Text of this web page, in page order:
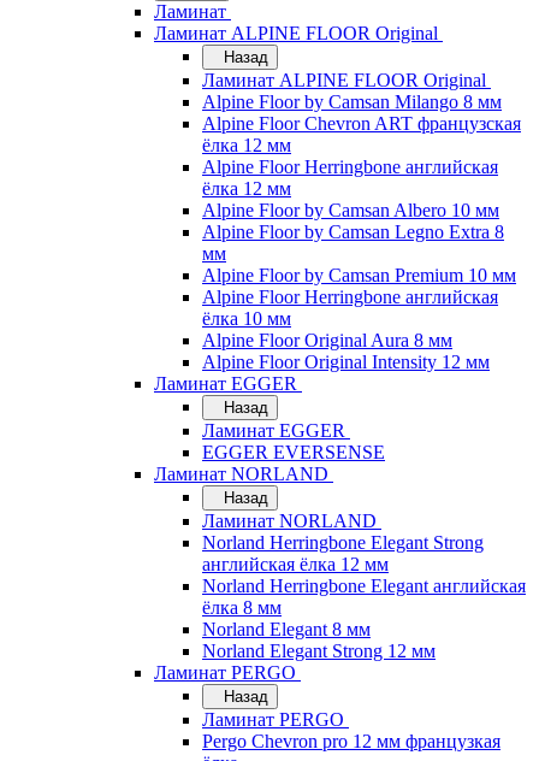
Ламинат
Ламинат ALPINE FLOOR Original
Назад
Ламинат ALPINE FLOOR Original
Alpine Floor by Camsan Milango 8 мм
Alpine Floor Chevron ART французская
ёлка 12 мм
Alpine Floor Herringbone английская
ёлка 12 мм
Alpine Floor by Camsan Albero 10 мм
Alpine Floor by Camsan Legno Extra 8
мм
Alpine Floor by Camsan Premium 10 мм
Alpine Floor Herringbone английская
ёлка 10 мм
Alpine Floor Original Aura 8 мм
Alpine Floor Original Intensity 12 мм
Ламинат EGGER
Назад
Ламинат EGGER
EGGER EVERSENSE
Ламинат NORLAND
Назад
Ламинат NORLAND
Norland Herringbone Elegant Strong
английская ёлка 12 мм
Norland Herringbone Elegant английская
ёлка 8 мм
Norland Elegant 8 мм
Norland Elegant Strong 12 мм
Ламинат PERGO
Назад
Ламинат PERGO
Pergo Chevron pro 12 мм французкая